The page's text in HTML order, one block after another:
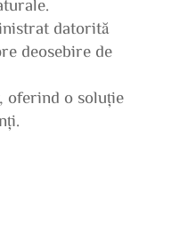
datorită
deosebire de
oferind o soluție